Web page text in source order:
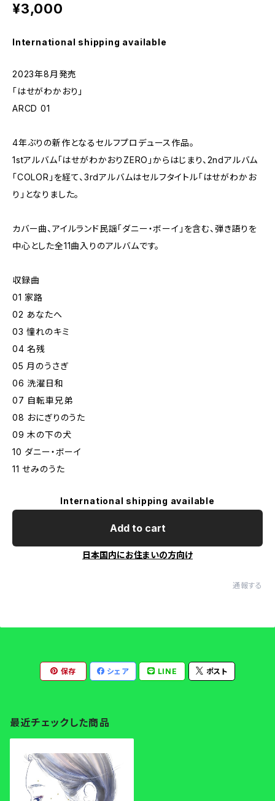
¥3,000
International shipping available
2023年8月発売
「はせがわかおり」
ARCD 01
4年ぶりの新作となるセルフプロデュース作品。
1stアルバム「はせがわかおりZERO」からはじまり、2ndアルバム
「COLOR」を経て、3rdアルバムはセルフタイトル「はせがわかお
り」となりました。
カバー曲、アイルランド民謡「ダニー・ボーイ」を含む、弾き語りを
中心とした全11曲入りのアルバムです。
収録曲
01 家路
02 あなたへ
03 憧れのキミ
04 名残
05 月のうさぎ
06 洗濯日和
07 自転車兄弟
08 おにぎりのうた
09 木の下の犬
10 ダニー・ボーイ
11 せみのうた
International shipping available
Add to cart
日本国内にお住まいの方向け
通報する
保存 シェア LINE ポスト
最近チェックした商品